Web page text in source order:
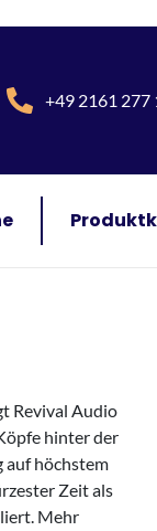
+49 2161 277
Revival Audio
hinter der
auf höchstem
Zeit als
Mehr